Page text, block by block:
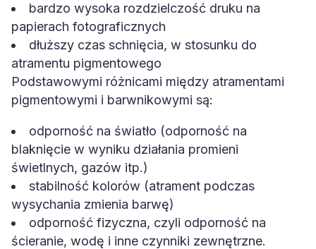
bardzo wysoka rozdzielczość druku na
papierach fotograficznych
dłuższy czas schnięcia, w stosunku do
atramentu pigmentowego
Podstawowymi różnicami między atramentami
pigmentowymi i barwnikowymi są:
odporność na światło (odporność na
blaknięcie w wyniku działania promieni
świetlnych, gazów itp.)
stabilność kolorów (atrament podczas
wysychania zmienia barwę)
odporność fizyczna, czyli odporność na
ścieranie, wodę i inne czynniki zewnętrzne.